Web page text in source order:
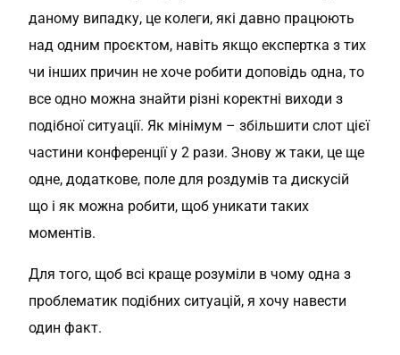
даному випадку, це колеги, які давно працюють
над одним проєктом, навіть якщо експертка з тих
чи інших причин не хоче робити доповідь одна, то
все одно можна знайти різні коректні виходи з
подібної ситуації. Як мінімум – збільшити слот цієї
частини конференції у 2 рази. Знову ж таки, це ще
одне, додаткове, поле для роздумів та дискусій
що і як можна робити, щоб уникати таких
моментів.
Для того, щоб всі краще розуміли в чому одна з
проблематик подібних ситуацій, я хочу навести
один факт.